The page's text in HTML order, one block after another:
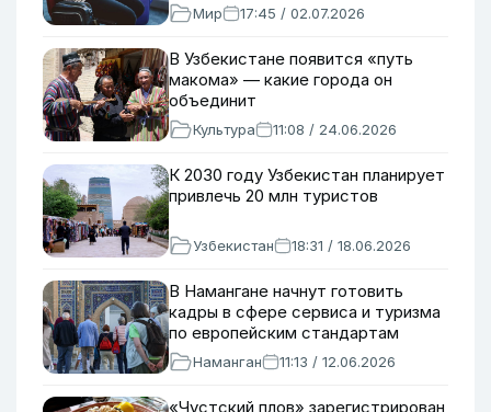
Мир 17:45 / 02.07.2026
В Узбекистане появится «путь
макома» — какие города он
объединит
Культура 11:08 / 24.06.2026
К 2030 году Узбекистан планирует
привлечь 20 млн туристов
Узбекистан 18:31 / 18.06.2026
В Намангане начнут готовить
кадры в сфере сервиса и туризма
по европейским стандартам
Наманган 11:13 / 12.06.2026
«Чустский плов» зарегистрирован